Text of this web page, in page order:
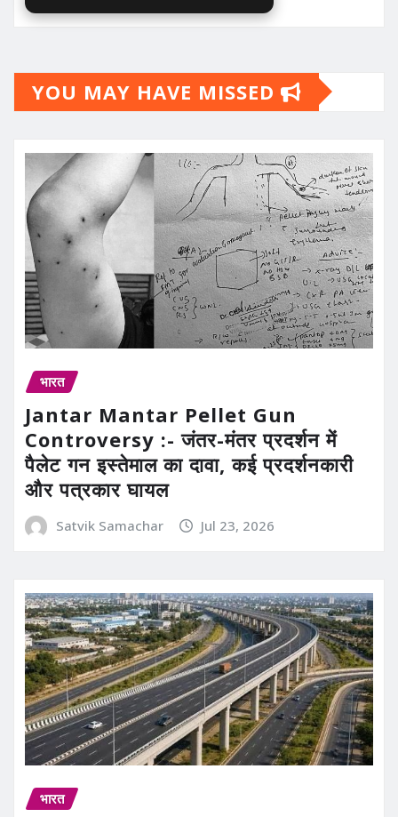
YOU MAY HAVE MISSED
भारत
Jantar Mantar Pellet Gun
Controversy :- जंतर-मंतर प्रदर्शन में
पैलेट गन इस्तेमाल का दावा, कई प्रदर्शनकारी
और पत्रकार घायल
Satvik Samachar Jul 23, 2026
भारत